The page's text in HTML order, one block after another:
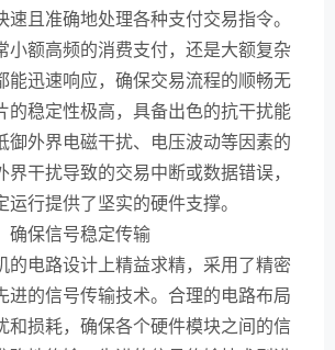
速且准确地处理各种支付交易指令。
小额高频的消费支付，还是大额复杂
能迅速响应，确保交易流程的顺畅无
的稳定性极高，具备出色的抗干扰能
御外界电磁干扰、电压波动等因素的
界干扰导致的交易中断或数据错误，
运行提供了坚实的硬件支撑。
确保信号稳定传输
的电路设计上精益求精，采用了精密
进的信号传输技术。合理的电路布局
和损耗，确保各个硬件模块之间的信